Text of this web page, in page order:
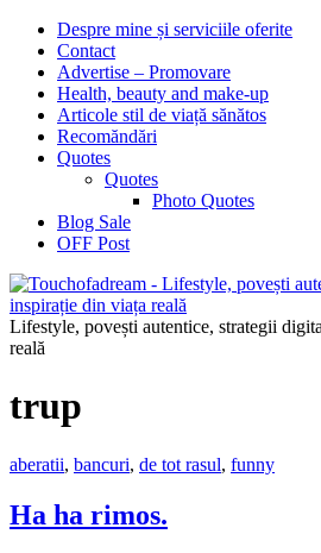
Despre mine și serviciile oferite
Contact
Advertise – Promovare
Health, beauty and make-up
Articole stil de viață sănătos
Recomăndări
Quotes
Quotes
Photo Quotes
Blog Sale
OFF Post
Lifestyle, povești autentice, strategii
reală
trup
aberatii, bancuri, de tot rasul, funny
Ha ha rimos.